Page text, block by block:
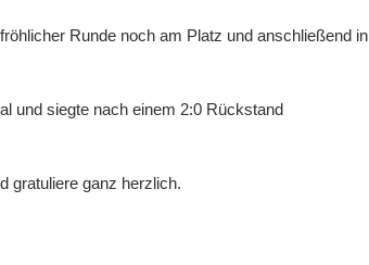
Runde noch am Platz und anschließend in
und siegte nach einem 2:0 Rückstand
gratuliere ganz herzlich.